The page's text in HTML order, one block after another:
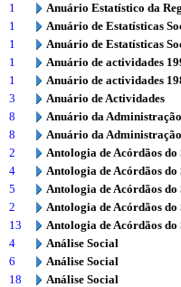
1
Anuário Estatístico da
1
Anuário de Estatísticas
1
Anuário de Estatísticas
1
Anuário de actividades
1
Anuário de actividades
3
Anuário de Actividades
8
Anuário da
8
Anuário da
2
Antologia de Acórdãos
4
Antologia de Acórdãos
5
Antologia de Acórdãos
2
Antologia de Acórdãos
13
Antologia de Acórdãos
4
Análise Social
6
Análise Social
18
Análise Social